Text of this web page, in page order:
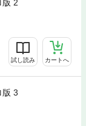
2
試し読み カートへ
3